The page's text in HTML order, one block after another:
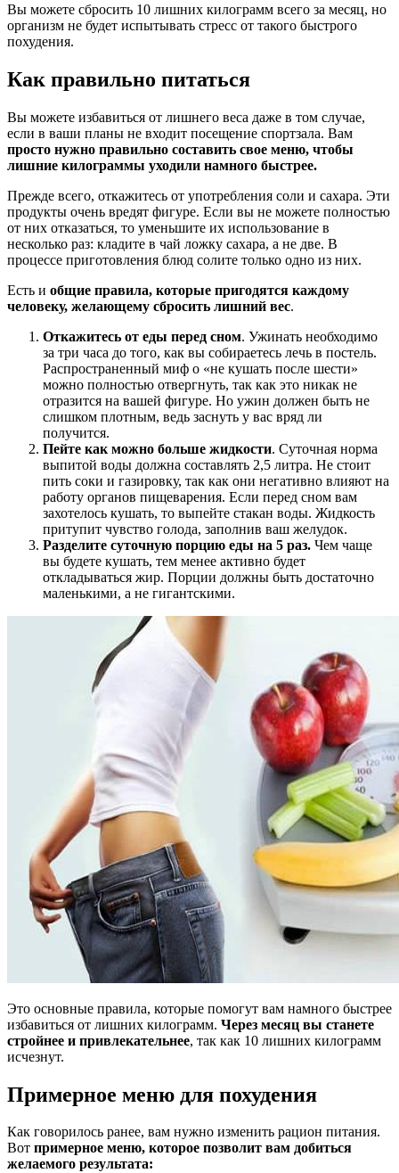
Вы можете сбросить 10 лишних килограмм всего за месяц, но
организм не будет испытывать стресс от такого быстрого
похудения.
Как правильно питаться
Вы можете избавиться от лишнего веса даже в том случае,
если в ваши планы не входит посещение спортзала. Вам
просто нужно правильно составить свое меню, чтобы
лишние килограммы уходили намного быстрее.
Прежде всего, откажитесь от употребления соли и сахара. Эти
продукты очень вредят фигуре. Если вы не можете полностью
от них отказаться, то уменьшите их использование в
несколько раз: кладите в чай ложку сахара, а не две. В
процессе приготовления блюд солите только одно из них.
Есть и общие правила, которые пригодятся каждому
человеку, желающему сбросить лишний вес.
Откажитесь от еды перед сном. Ужинать необходимо
за три часа до того, как вы собираетесь лечь в постель.
Распространенный миф о «не кушать после шести»
можно полностью отвергнуть, так как это никак не
отразится на вашей фигуре. Но ужин должен быть не
слишком плотным, ведь заснуть у вас вряд ли
получится.
Пейте как можно больше жидкости. Суточная норма
выпитой воды должна составлять 2,5 литра. Не стоит
пить соки и газировку, так как они негативно влияют на
работу органов пищеварения. Если перед сном вам
захотелось кушать, то выпейте стакан воды. Жидкость
притупит чувство голода, заполнив ваш желудок.
Разделите суточную порцию еды на 5 раз. Чем чаще
вы будете кушать, тем менее активно будет
откладываться жир. Порции должны быть достаточно
маленькими, а не гигантскими.
Это основные правила, которые помогут вам намного быстрее
избавиться от лишних килограмм. Через месяц вы станете
стройнее и привлекательнее, так как 10 лишних килограмм
исчезнут.
Примерное меню для похудения
Как говорилось ранее, вам нужно изменить рацион питания.
Вот примерное меню, которое позволит вам добиться
желаемого результата: